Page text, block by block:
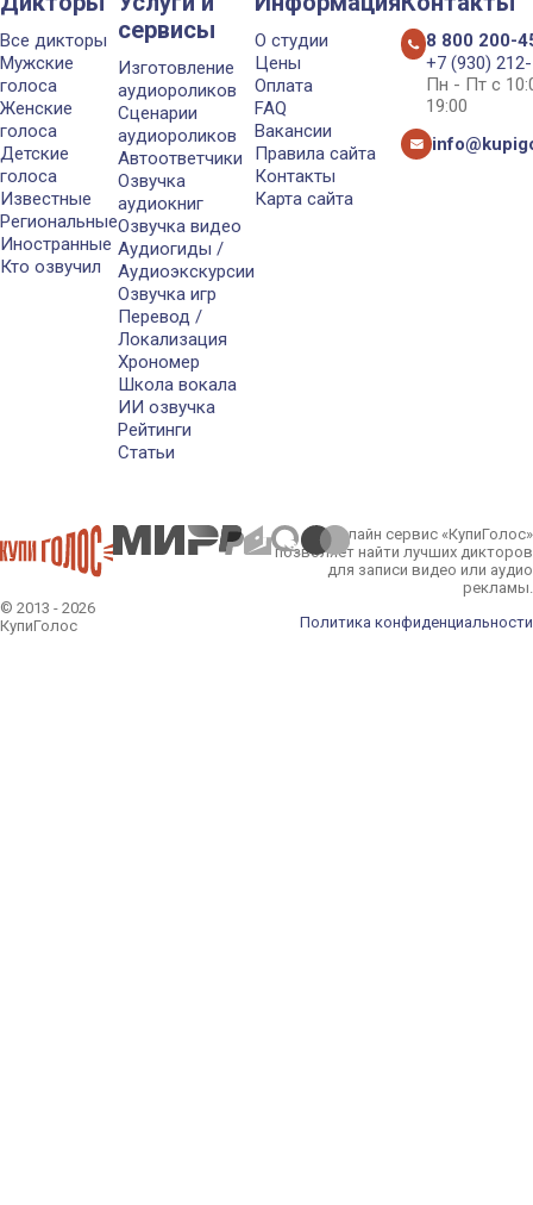
Все дикторы
Мужские
голоса
Женские
голоса
Детские
голоса
Известные
Региональные
Иностранные
Кто озвучил
сервисы
Изготовление
аудиороликов
Сценарии
аудиороликов
Автоответчики
Озвучка
аудиокниг
Озвучка видео
Аудиогиды /
Аудиоэкскурсии
Озвучка игр
Перевод /
Локализация
Хрономер
Школа вокала
ИИ озвучка
Рейтинги
Статьи
О студии
Цены
Оплата
FAQ
Вакансии
Правила сайта
Контакты
Карта сайта
8 800 200-
+7 (930)
Пн - Пт с
19:00
© 2013 - 2026
КупиГолос
Онлайн сервис «КупиГолос»
позволяет найти лучших дикторов
для записи видео или аудио
рекламы.
Политика конфиденциальности